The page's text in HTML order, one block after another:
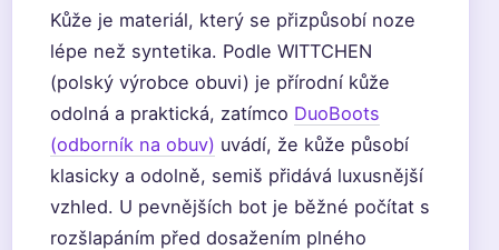
Kůže je materiál, který se přizpůsobí noze
lépe než syntetika. Podle WITTCHEN
(polský výrobce obuvi) je přírodní kůže
odolná a praktická, zatímco DuoBoots
(odborník na obuv) uvádí, že kůže působí
klasicky a odolně, semiš přidává luxusnější
vzhled. U pevnějších bot je běžné počítat s
rozšlapáním před dosažením plného